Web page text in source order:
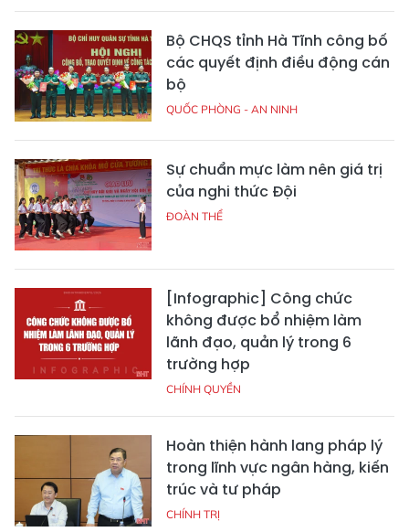
Bộ CHQS tỉnh Hà Tĩnh công bố
các quyết định điều động cán
bộ
QUỐC PHÒNG - AN NINH
Sự chuẩn mực làm nên giá trị
của nghi thức Đội
ĐOÀN THỂ
[Infographic] Công chức
không được bổ nhiệm làm
lãnh đạo, quản lý trong 6
trường hợp
CHÍNH QUYỀN
Hoàn thiện hành lang pháp lý
trong lĩnh vực ngân hàng, kiến
trúc và tư pháp
CHÍNH TRỊ